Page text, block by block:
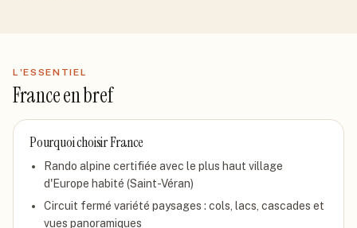
L'ESSENTIEL
Franceen bref
Pourquoi choisirFrance
Rando alpine certifiée avec le plus haut village
d'Europe habité (Saint-Véran)
Circuit fermé variété paysages : cols, lacs, cascades et
vues panoramiques